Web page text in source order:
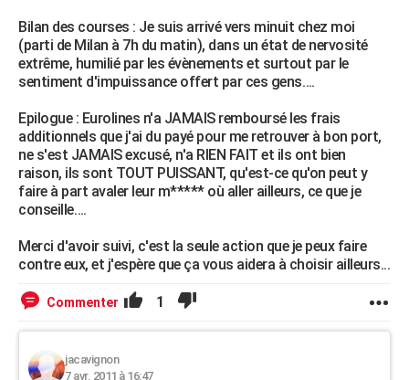
Bilan des courses : Je suis arrivé vers minuit chez moi
(parti de Milan à 7h du matin), dans un état de nervosité
extrême, humilié par les évènements et surtout par le
sentiment d'impuissance offert par ces gens….
Epilogue : Eurolines n'a JAMAIS remboursé les frais
additionnels que j'ai du payé pour me retrouver à bon port,
ne s'est JAMAIS excusé, n'a RIEN FAIT et ils ont bien
raison, ils sont TOUT PUISSANT, qu'est-ce qu'on peut y
faire à part avaler leur m***** où aller ailleurs, ce que je
conseille….
Merci d'avoir suivi, c'est la seule action que je peux faire
contre eux, et j'espère que ça vous aidera à choisir ailleurs...
Commenter 1
jacavignon
7 avr. 2011 à 16:47